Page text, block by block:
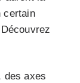
certain
des axes